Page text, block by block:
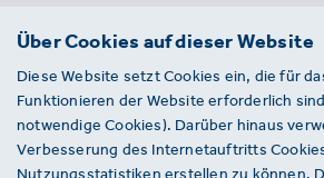
BDE
Entsorgungs-, Wasser- und
Kreislaufwirtschaft e. V.
Von-der-Heydt-Straße 2
D 10785 Berlin
Über Cookies auf dieser Website
Diese Website setzt Cookies ein, die für
Funktionieren der Website erforderlich
notwendige Cookies). Darüber hinaus
Verbesserung des Internetauftritts
Nutzungsstatistiken erstellen zu können.